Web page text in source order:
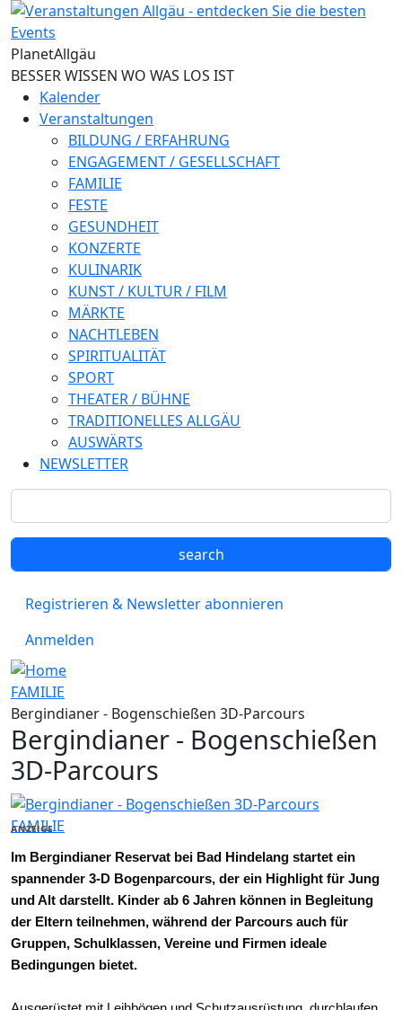
Direkt zum Inhalt
PlanetAllgäu
BESSER WISSEN WO WAS LOS IST
Kalender
Veranstaltungen
BILDUNG / ERFAHRUNG
ENGAGEMENT / GESELLSCHAFT
FAMILIE
FESTE
GESUNDHEIT
KONZERTE
KULINARIK
KUNST / KULTUR / FILM
MÄRKTE
NACHTLEBEN
SPIRITUALITÄT
SPORT
THEATER / BÜHNE
TRADITIONELLES ALLGÄU
AUSWÄRTS
NEWSLETTER
Registrieren & Newsletter abonnieren
Anmelden
FAMILIE
Bergindianer - Bogenschießen 3D-Parcours
Bergindianer - Bogenschießen
3D-Parcours
FAMILIE
ANZEIGE
Im Bergindianer Reservat bei Bad Hindelang startet ein
spannender 3-D Bogenparcours, der ein Highlight für Jung
und Alt darstellt. Kinder ab 6 Jahren können in Begleitung
der Eltern teilnehmen, während der Parcours auch für
Gruppen, Schulklassen, Vereine und Firmen ideale
Bedingungen bietet.